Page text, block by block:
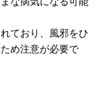
ており、風邪をひ
め注意が必要で